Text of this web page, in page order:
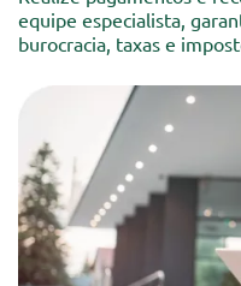
equipe especialista,
burocracia, taxas e